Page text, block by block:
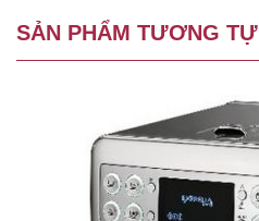
SẢN PHẨM TƯƠNG TỰ